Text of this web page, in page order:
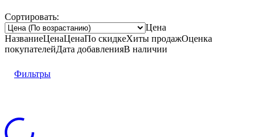
Сортировать:
Цена
НазваниеЦенаЦенаПо скидкеХиты продажОценка
покупателейДата добавленияВ наличии
Фильтры